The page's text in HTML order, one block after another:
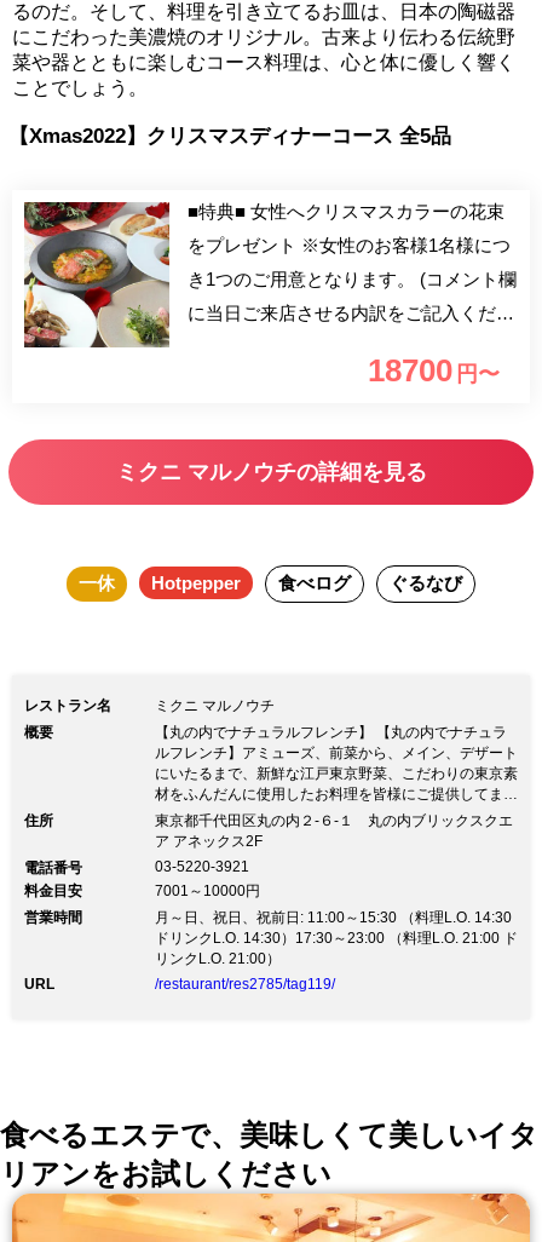
るのだ。そして、料理を引き立てるお皿は、日本の陶磁器
にこだわった美濃焼のオリジナル。古来より伝わる伝統野
菜や器とともに楽しむコース料理は、心と体に優しく響く
ことでしょう。
【Xmas2022】クリスマスディナーコース 全5品
■特典■ 女性へクリスマスカラーの花束
をプレゼント ※女性のお客様1名様につ
き1つのご用意となります。 (コメント欄
に当日ご来店させる内訳をご記入くださ
と、または家族や仲の良いお友達同士
江戸東京野菜が融合した、ミクニフレン
チクリスマスディナーに、HANAHIRO
ネーションを眺めながら、優雅な夜をお
18700 円〜
ミクニ マルノウチの詳細を見る
一休 Hotpepper 食べログ ぐるなび
レストラン名
ミクニ マルノウチ
概要
【丸の内でナチュラルフレンチ】 【丸の内でナチュラ
ルフレンチ】アミューズ、前菜から、メイン、デザート
にいたるまで、新鮮な江戸東京野菜、こだわりの東京素
材をふんだんに使用したお料理を皆様にご提供してまい
ります。企業様の御接待、お祝い、ご家族様の会食な
ど、幅広く対応いたしますので、ぜひご相談下さいま
住所
東京都千代田区丸の内２-６-１ 丸の内ブリックスクエ
ア アネックス2F
電話番号
03-5220-3921
料金目安
7001～10000円
営業時間
月～日、祝日、祝前日: 11:00～15:30 （料理L.O. 14:30
ドリンクL.O. 14:30）17:30～23:00 （料理L.O. 21:00 ド
リンクL.O. 21:00）
URL
/restaurant/res2785/tag119/
食べるエステで、美味しくて美しいイタ
リアンをお試しください